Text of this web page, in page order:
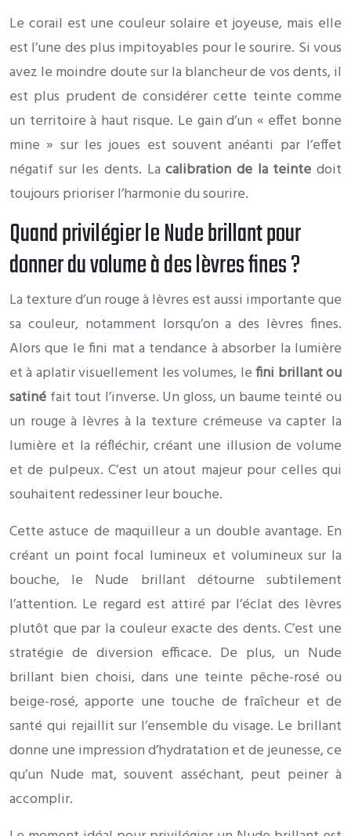
Le corail est une couleur solaire et joyeuse, mais elle
est l’une des plus impitoyables pour le sourire. Si vous
avez le moindre doute sur la blancheur de vos dents, il
est plus prudent de considérer cette teinte comme
un territoire à haut risque. Le gain d’un « effet bonne
mine » sur les joues est souvent anéanti par l’effet
négatif sur les dents. Lacalibration de la teinte doit
toujours prioriser l’harmonie du sourire.
Quand privilégier le Nude brillant pour
donner du volume à des lèvres fines ?
La texture d’un rouge à lèvres est aussi importante que
sa couleur, notamment lorsqu’on a des lèvres fines.
Alors que le fini mat a tendance à absorber la lumière
et à aplatir visuellement les volumes, lefini brillant ou
satiné fait tout l’inverse. Un gloss, un baume teinté ou
un rouge à lèvres à la texture crémeuse va capter la
lumière et la réfléchir, créant une illusion de volume
et de pulpeux. C’est un atout majeur pour celles qui
souhaitent redessiner leur bouche.
Cette astuce de maquilleur a un double avantage. En
créant un point focal lumineux et volumineux sur la
bouche, le Nude brillant détourne subtilement
l’attention. Le regard est attiré par l’éclat des lèvres
plutôt que par la couleur exacte des dents. C’est une
stratégie de diversion efficace. De plus, un Nude
brillant bien choisi, dans une teinte pêche-rosé ou
beige-rosé, apporte une touche de fraîcheur et de
santé qui rejaillit sur l’ensemble du visage. Le brillant
donne une impression d’hydratation et de jeunesse, ce
qu’un Nude mat, souvent asséchant, peut peiner à
accomplir.